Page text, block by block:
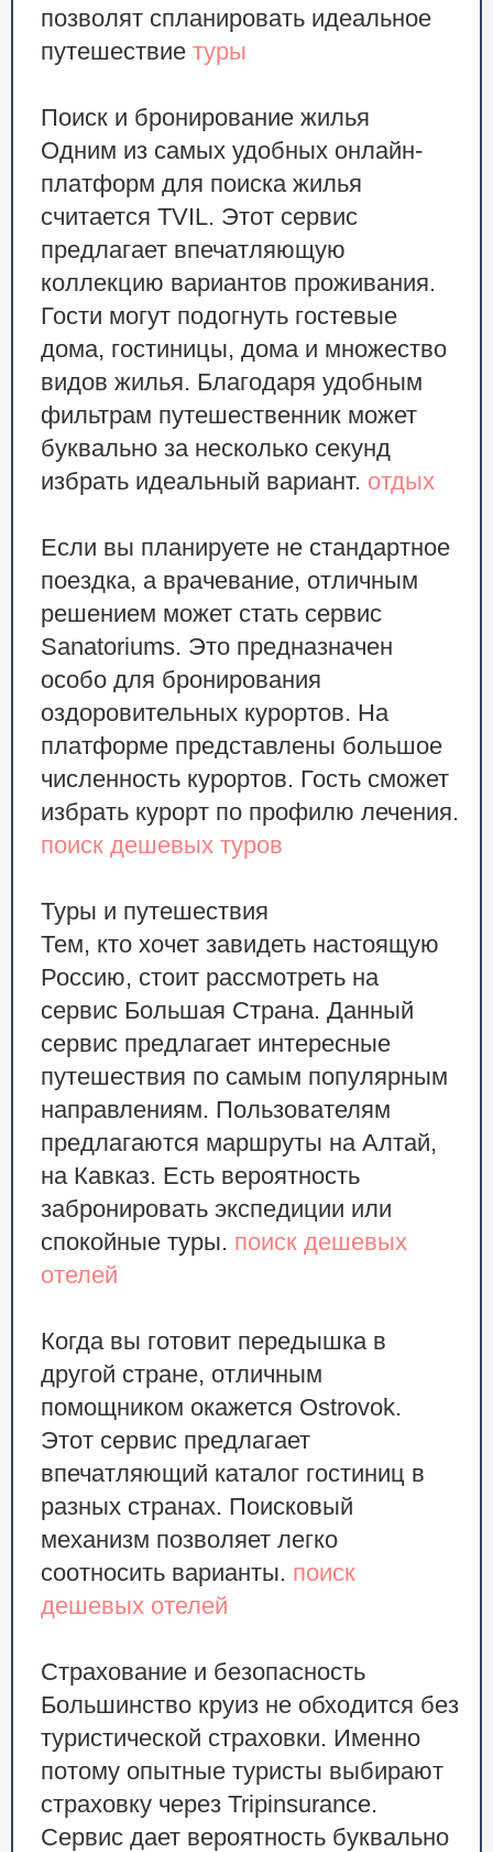
позволят спланировать идеальное
путешествие туры
Поиск и бронирование жилья
Одним из самых удобных онлайн-
платформ для поиска жилья
считается TVIL. Этот сервис
предлагает впечатляющую
коллекцию вариантов проживания.
Гости могут подогнуть гостевые
дома, гостиницы, дома и множество
видов жилья. Благодаря удобным
фильтрам путешественник может
буквально за несколько секунд
избрать идеальный вариант. отдых
Если вы планируете не стандартное
поездка, а врачевание, отличным
решением может стать сервис
Sanatoriums. Это предназначен
особо для бронирования
оздоровительных курортов. На
платформе представлены большое
численность курортов. Гость сможет
избрать курорт по профилю лечения.
поиск дешевых туров
Туры и путешествия
Тем, кто хочет завидеть настоящую
Россию, стоит рассмотреть на
сервис Большая Страна. Данный
сервис предлагает интересные
путешествия по самым популярным
направлениям. Пользователям
предлагаются маршруты на Алтай,
на Кавказ. Есть вероятность
забронировать экспедиции или
спокойные туры. поиск дешевых
отелей
Когда вы готовит передышка в
другой стране, отличным
помощником окажется Ostrovok.
Этот сервис предлагает
впечатляющий каталог гостиниц в
разных странах. Поисковый
механизм позволяет легко
соотносить варианты. поиск
дешевых отелей
Страхование и безопасность
Большинство круиз не обходится без
туристической страховки. Именно
потому опытные туристы выбирают
страховку через Tripinsurance.
Сервис дает вероятность буквально